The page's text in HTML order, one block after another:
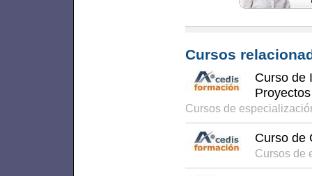
Cursos
Curso de
Proyectos
Cursos de
Curso de
Cursos de